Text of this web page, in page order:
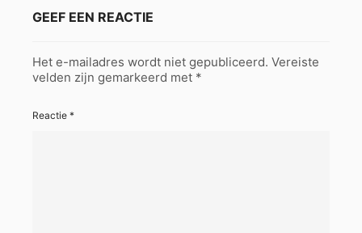
GEEF EEN REACTIE
Het e-mailadres wordt niet gepubliceerd. Vereiste
velden zijn gemarkeerd met *
Reactie *